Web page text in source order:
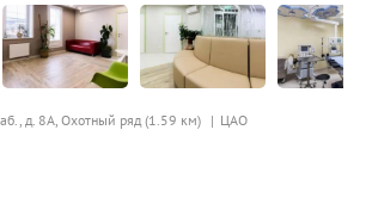
д. 8А, Охотный ряд (1.59 км) ЦАО